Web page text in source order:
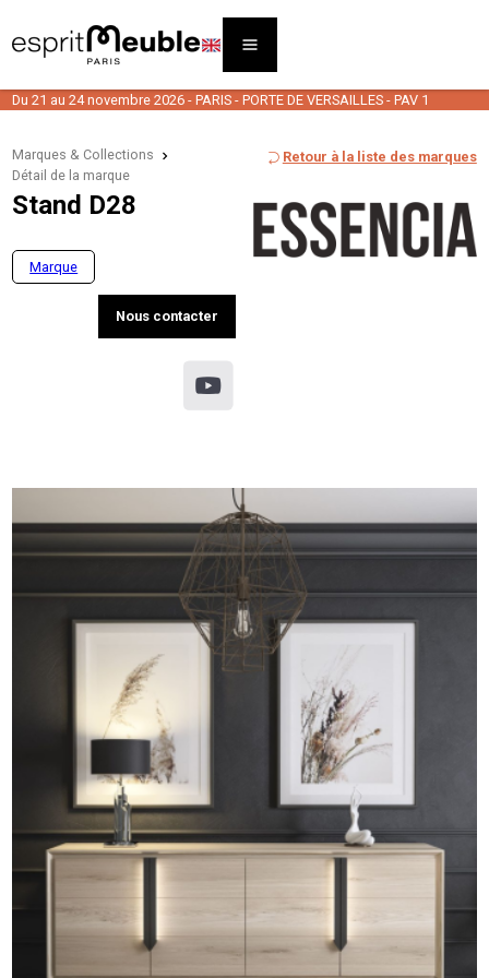
Du 21 au 24 novembre 2026 - PARIS - PORTE DE VERSAILLES - PAV 1
Marques & Collections
Détail de la marque
Retour à la liste des marques
Stand D28
Marque
Nous contacter